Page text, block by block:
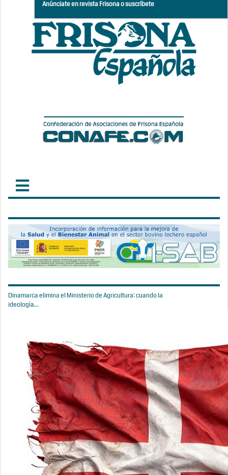
Anúnciate en revista Frisona o suscríbete
Dinamarca elimina el Ministerio de Agricultura: cuando la
ideología...